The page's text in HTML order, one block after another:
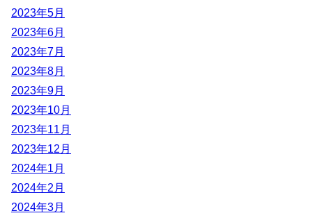
2023年5月
2023年6月
2023年7月
2023年8月
2023年9月
2023年10月
2023年11月
2023年12月
2024年1月
2024年2月
2024年3月